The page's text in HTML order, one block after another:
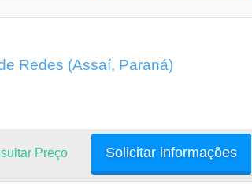
Redes (Assaí, Paraná)
Solicitar informações
Preço